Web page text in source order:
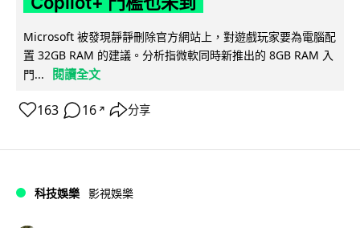
Microsoft 被發現靜靜刪除官方網站上，對遊戲玩家要為電腦配
置 32GB RAM 的建議。分析指微軟同時新推出的 8GB RAM 入
門...
閱讀全文
163 16 ↗ 分享
科技娛樂 影視娛樂